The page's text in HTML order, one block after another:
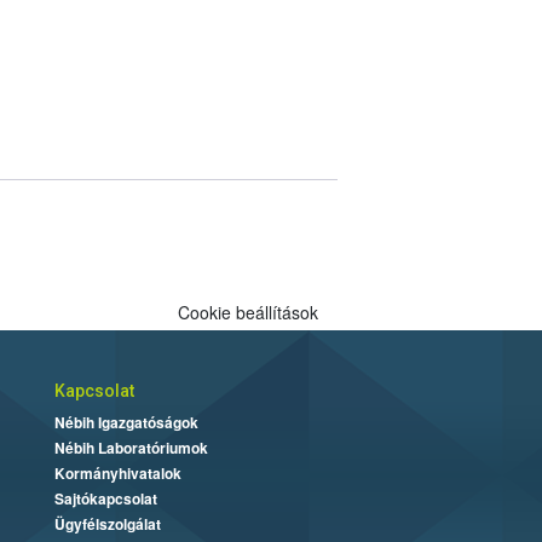
Cookie beállítások
Kapcsolat
Nébih Igazgatóságok
Nébih Laboratóriumok
Kormányhivatalok
Sajtókapcsolat
Ügyfélszolgálat